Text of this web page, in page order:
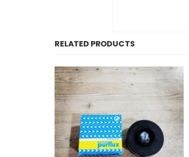
RELATED PRODUCTS